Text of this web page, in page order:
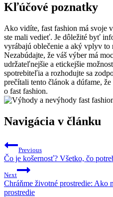
Kľúčové poznatky
Ako vidíte, fast fashion má svoje
ste mali vedieť. Je dôležité byť
vyrábajú oblečenie a aký vplyv
Nezabúdajte, že váš výber má
udržateľnejšie a etickejšie
spotrebiteľia a rozhodujte sa
prečítali tento článok a dúfame,
o fast fashion.
Navigácia v článku
Previous
Čo je košernosť? Všetko, čo
Next
Chráňme životné prostredie: Ako
prostredie